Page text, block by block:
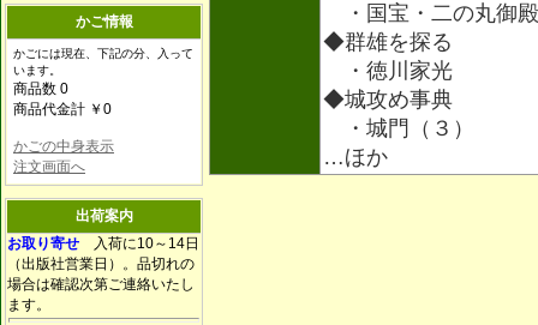
かご情報
かごには現在、下記の分、入って
います。
商品数 0
商品代金計 ￥0
かごの中身表示
注文画面へ
出荷案内
お取り寄せ 入荷に10～14日
（出版社営業日）。品切れの
場合は確認次第ご連絡いたし
ます。
・国宝・二の丸御殿
◆群雄を探る
・徳川家光
◆城攻め事典
・城門（３）
…ほか